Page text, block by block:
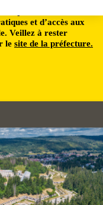
et d’accès aux
Veillez à rester
le site de la préfecture.